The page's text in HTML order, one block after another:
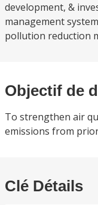
development, &
management
pollution reduction
Objectif de
To strengthen air
emissions from
Clé Détails